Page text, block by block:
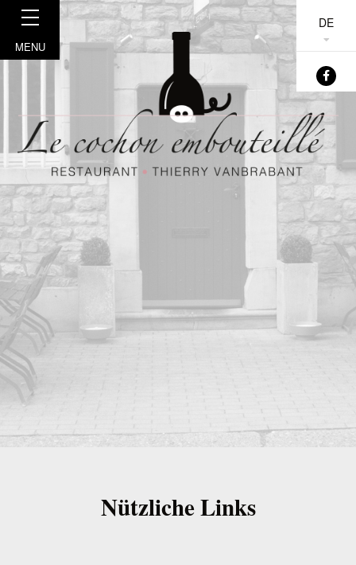
MENU
DE
Nützliche Links